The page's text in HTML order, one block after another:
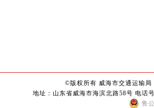
©版权所有 威海市交通运输局
地址：山东省威海市海滨北路58号 电话
鲁